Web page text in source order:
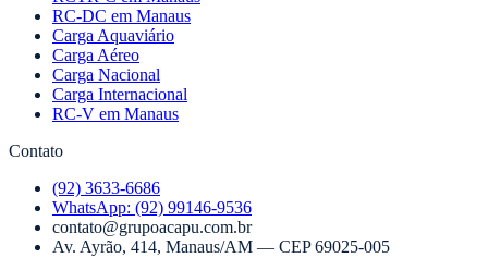
RC-DC em Manaus
Carga Aquaviário
Carga Aéreo
Carga Nacional
Carga Internacional
RC-V em Manaus
Contato
(92) 3633-6686
WhatsApp: (92) 99146-9536
contato@grupoacapu.com.br
Av. Ayrão, 414, Manaus/AM — CEP69025-005